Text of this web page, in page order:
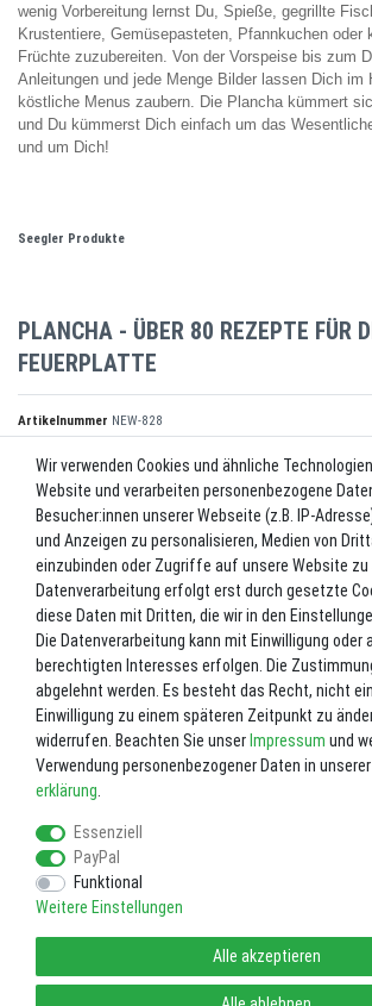
wenig Vorbereitung lernst Du, Spieße, gegrillte
Krustentiere, Gemüsepasteten,
Pfannkuchen oder
Früchte zuzubereiten. Von der Vorspeise bis zum
Anleitungen und jede Menge Bilder lassen Dich im
köstliche Menus zaubern. Die Plancha kümmert
und Du kümmerst Dich einfach um das
und um Dich!
Seegler Produkte
PLANCHA - ÜBER 80 REZEPTE FÜR
FEUERPLATTE
Artikelnummer NEW-828
19,99 EUR*
Nicht lagernd. Bitte fragen Sie uns vor einer
In den Warenkorb
Wunschliste
* inkl. ges. MwSt. zzgl. Versandkosten
Impressum
Widerrufs­recht Vertrag
Wir verwenden Cookies und ähnliche
Website und verarbeiten personenbezogene
Besucher:innen unserer Webseite (z.B. IP-
und Anzeigen zu personalisieren, Medien von
einzubinden oder Zugriffe auf unsere Website zu
Datenverarbeitung erfolgt erst durch gesetzte
diese Daten mit Dritten, die wir in den
Die Datenverarbeitung kann mit Einwilligung oder
berechtigten Interesses erfolgen. Die
abgelehnt werden. Es besteht das Recht, nicht
Einwilligung zu einem späteren Zeitpunkt zu
widerrufen. Beachten Sie unser Impressum und
Verwendung personenbezogener Daten in unserer
erklärung
Essenziell
PayPal
Funktional
Weitere Einstellungen
Alle akzeptieren